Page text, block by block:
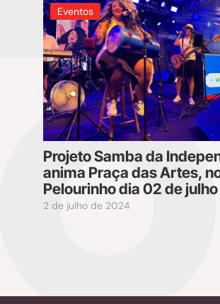
Eventos
Projeto Samba da
anima Praça das Artes,
Pelourinho dia 02 de julho
2 de julho de 2024